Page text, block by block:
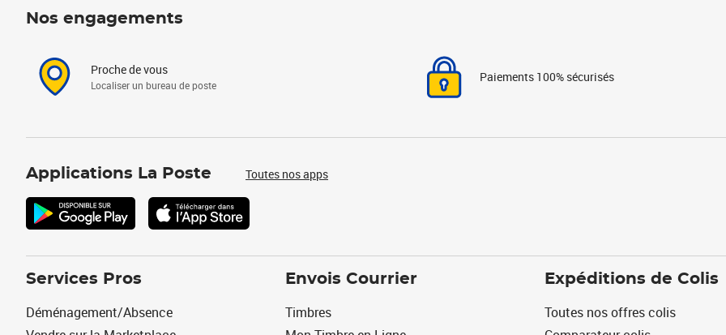
Nos engagements
Proche de vous
Localiser un bureau de poste
Paiements 100% sécurisés
Applications La Poste Toutes nos apps
Services Pros
Déménagement/Absence
Envois Courrier
Timbres
Expéditions de Colis
Toutes nos offres colis